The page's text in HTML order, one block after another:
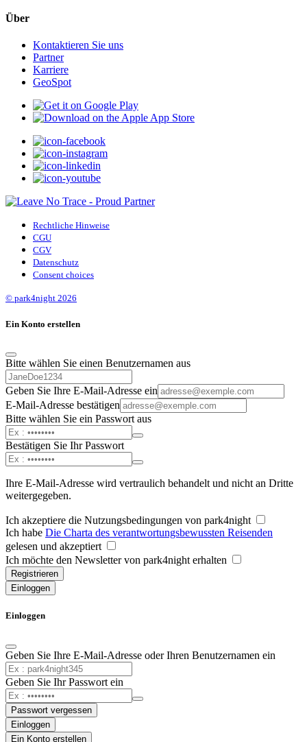
Über
Kontaktieren Sie uns
Partner
Karriere
GeoSpot
Rechtliche Hinweise
CGU
CGV
Datenschutz
Consent choices
© park4night 2026
Ein Konto erstellen
Bitte wählen Sie einen Benutzernamen aus
Geben Sie Ihre E-Mail-Adresse ein
E-Mail-Adresse bestätigen
Bitte wählen Sie ein Passwort aus
Bestätigen Sie Ihr Passwort
Ihre E-Mail-Adresse wird vertraulich behandelt und nicht an Dritte
weitergegeben.
Ich akzeptiere die Nutzungsbedingungen von park4night
Ich habe Die Charta des verantwortungsbewussten Reisenden
gelesen und akzeptiert
Ich möchte den Newsletter von park4night erhalten
Registrieren
Einloggen
Einloggen
Geben Sie Ihre E-Mail-Adresse oder Ihren Benutzernamen ein
Geben Sie Ihr Passwort ein
Passwort vergessen
Einloggen
Ein Konto erstellen